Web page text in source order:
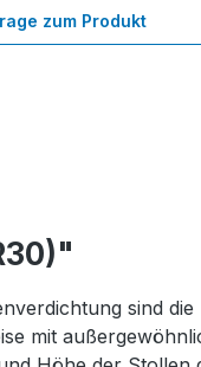
zum Produkt
sind die
mit